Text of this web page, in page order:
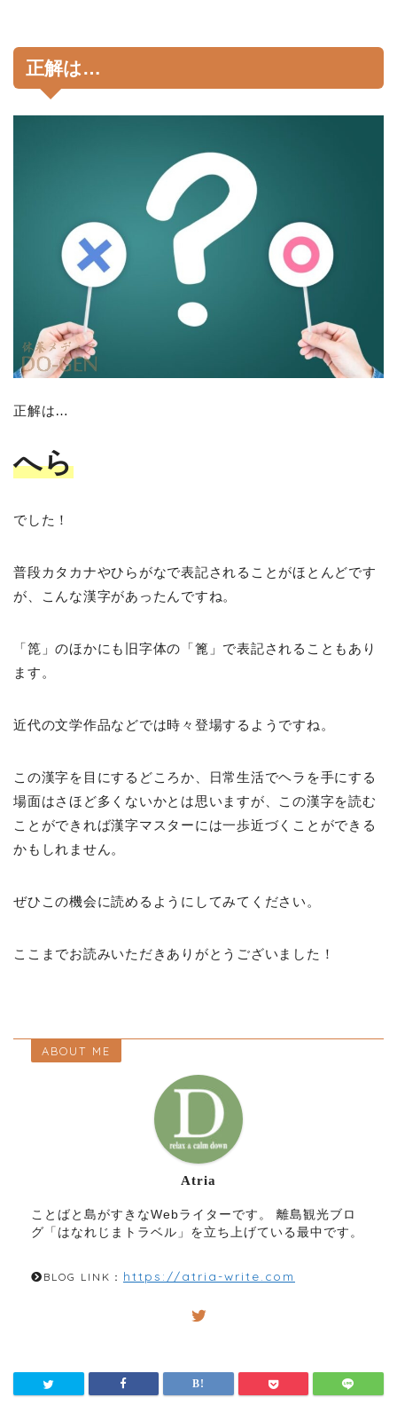
正解は…
正解は…
へら
でした！
普段カタカナやひらがなで表記されることがほとんどです
が、こんな漢字があったんですね。
「箆」のほかにも旧字体の「篦」で表記されることもあり
ます。
近代の文学作品などでは時々登場するようですね。
この漢字を目にするどころか、日常生活でヘラを手にする
場面はさほど多くないかとは思いますが、この漢字を読む
ことができれば漢字マスターには一歩近づくことができる
かもしれません。
ぜひこの機会に読めるようにしてみてください。
ここまでお読みいただきありがとうございました！
ABOUT ME
Atria
ことばと島がすきなWebライターです。 離島観光ブロ
グ「はなれじまトラベル」を立ち上げている最中です。
BLOG LINK： https://atria-write.com